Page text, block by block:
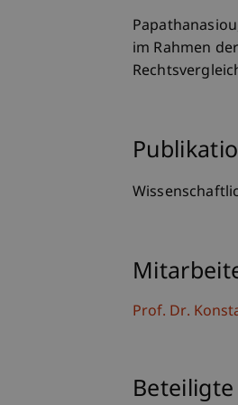
im Rahmen
Prof. Dr.